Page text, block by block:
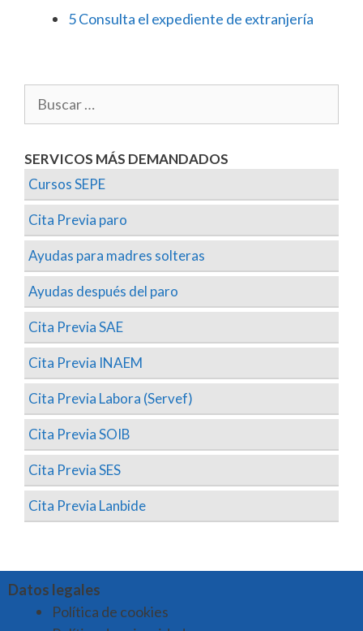
5Consulta el expediente de extranjería
SERVICOS MÁS DEMANDADOS
Cursos SEPE
Cita Previa paro
Ayudas para madres solteras
Ayudas después del paro
Cita Previa SAE
Cita Previa INAEM
Cita Previa Labora (Servef)
Cita Previa SOIB
Cita Previa SES
Cita Previa Lanbide
Datos legales
Política de cookies